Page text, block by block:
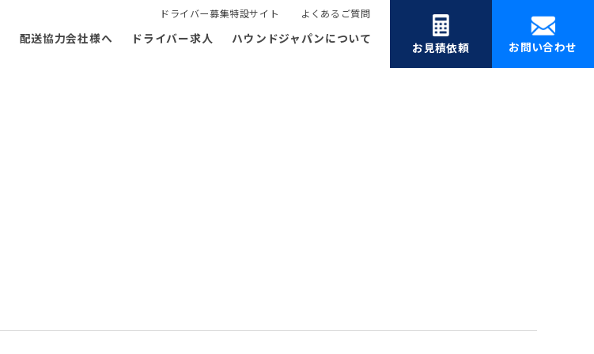
ドライバー募集特設サイト よくあるご質問
配送協力会社様へ ドライバー求人 ハウンドジャパンについて
お見積依頼 お問い合わせ